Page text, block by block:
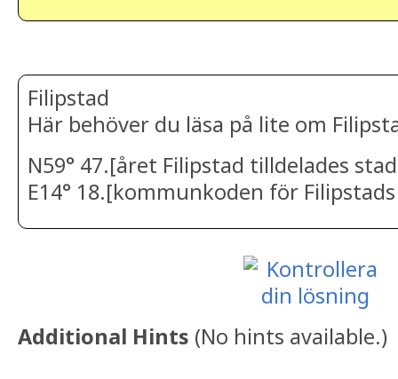
Filipstad
Här behöver du läsa på lite om
N59° 47.[året Filipstad tilldelades
E14° 18.[kommunkoden för
Additional Hints (No hints available.)